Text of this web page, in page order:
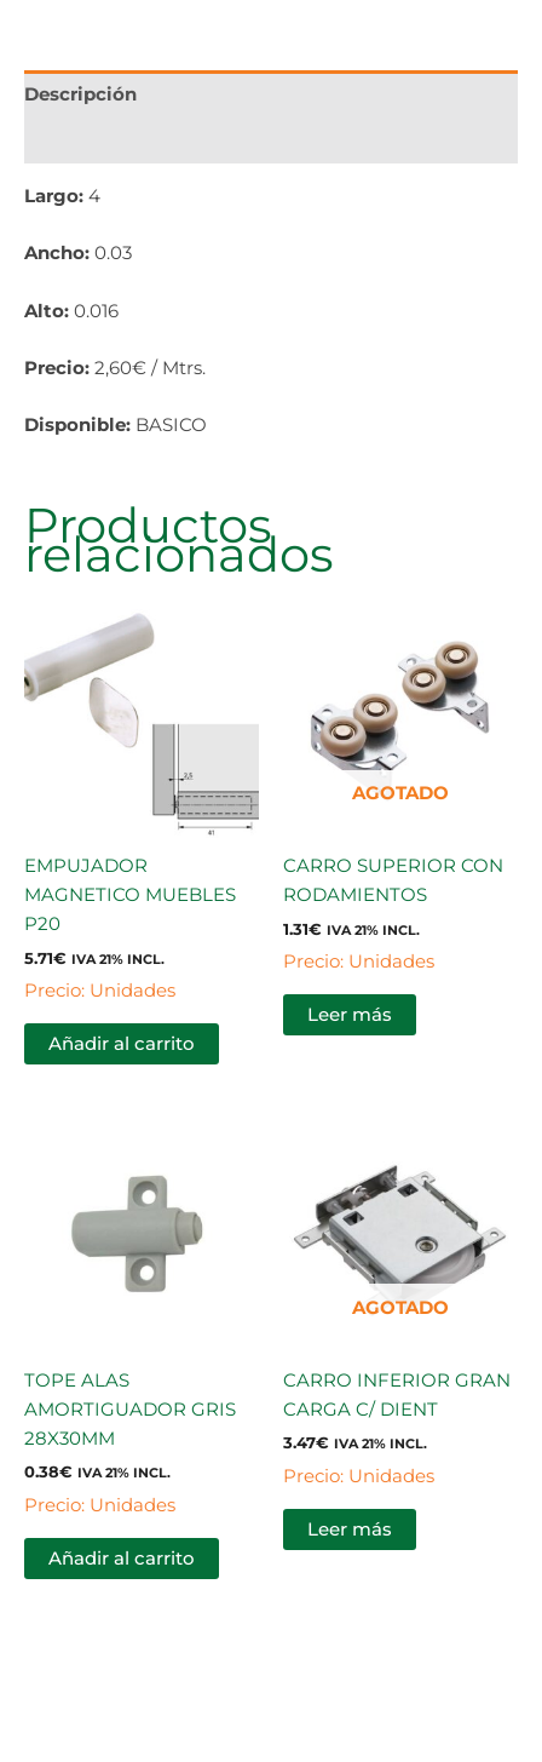
Descripción
Largo: 4
Ancho: 0.03
Alto: 0.016
Precio: 2,60€ / Mtrs.
Disponible: BASICO
Productos
relacionados
EMPUJADOR
MAGNETICO MUEBLES
P20
5.71€ IVA 21% INCL.
Precio: Unidades
Añadir al carrito
AGOTADO
CARRO SUPERIOR CON
RODAMIENTOS
1.31€ IVA 21% INCL.
Precio: Unidades
Leer más
TOPE ALAS
AMORTIGUADOR GRIS
28X30MM
0.38€ IVA 21% INCL.
Precio: Unidades
Añadir al carrito
AGOTADO
CARRO INFERIOR GRAN
CARGA C/ DIENT
3.47€ IVA 21% INCL.
Precio: Unidades
Leer más